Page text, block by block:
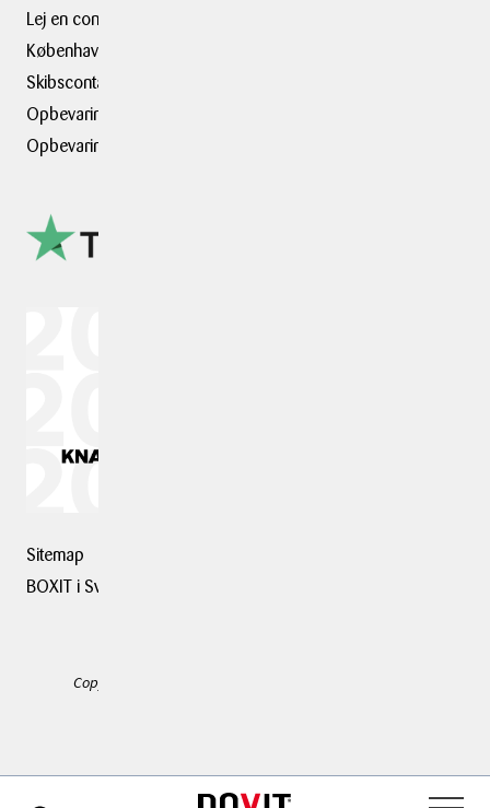
Lej en container i
København
Skibscontainer
Opbevaring i København
Opbevaringsplads
Sitemap
BOXIT i Sverige
Copyright © 2025 BOXIT. Alle rettigheder forbeholdes.